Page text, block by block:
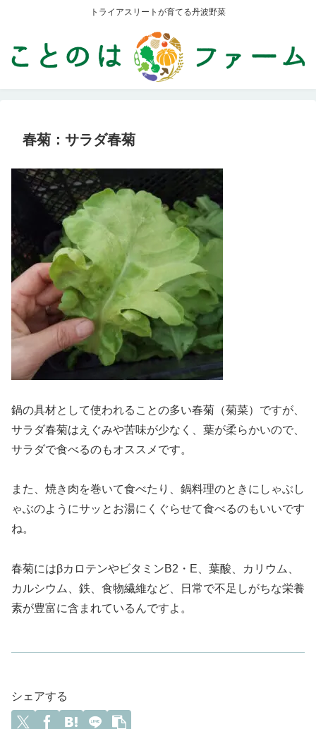
トライアスリートが育てる丹波野菜
春菊：サラダ春菊
鍋の具材として使われることの多い春菊（菊菜）ですが、
サラダ春菊はえぐみや苦味が少なく、葉が柔らかいので、
サラダで食べるのもオススメです。
また、焼き肉を巻いて食べたり、鍋料理のときにしゃぶし
ゃぶのようにサッとお湯にくぐらせて食べるのもいいです
ね。
春菊にはβカロテンやビタミンB2・E、葉酸、カリウム、
カルシウム、鉄、食物繊維など、日常で不足しがちな栄養
素が豊富に含まれているんですよ。
シェアする